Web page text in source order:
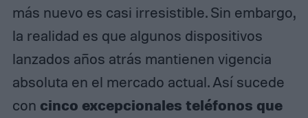
más nuevo es casi irresistible. Sin embargo,
la realidad es que algunos dispositivos
lanzados años atrás mantienen vigencia
absoluta en el mercado actual. Así sucede
con cinco excepcionales teléfonos que